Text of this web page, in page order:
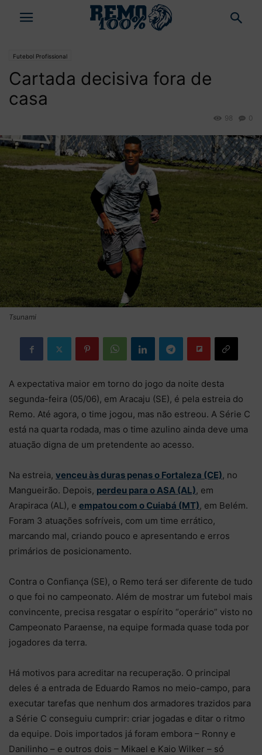
Futebol Profissional
Cartada decisiva fora de
casa
0
98
Tsunami
A expectativa maior em torno do jogo da noite desta
segunda-feira (05/06), em Aracaju (SE), é pela estreia do
Remo. Até agora, o time jogou, mas não estreou. A Série C
está na quarta rodada, mas o time azulino ainda deve uma
atuação digna de um pretendente ao acesso.
Na estreia, venceu às duras penas o Fortaleza (CE), no
Mangueirão. Depois, perdeu para o ASA (AL), em
Arapiraca (AL), e empatou com o Cuiabá (MT), em Belém.
Foram 3 atuações sofríveis, com um time errático,
marcando mal, criando pouco e apresentando e erros
primários de posicionamento.
Contra o Confiança (SE), o Remo terá ser diferente de tudo
o que foi no campeonato. Além de mostrar um futebol mais
convincente, precisa resgatar o espírito “operário” visto no
Campeonato Paraense, na equipe formada quase toda por
jogadores da terra.
Há motivos para acreditar na recuperação. O principal
deles é a entrada de Eduardo Ramos no meio-campo, para
executar tarefas que nenhum dos armadores trazidos para
a Série C conseguiu cumprir: criar jogadas e ditar o ritmo
da equipe. Dois importados já foram embora – Ronny e
Danilinho – e outros dois – Mikael e Kaio Wilker – só